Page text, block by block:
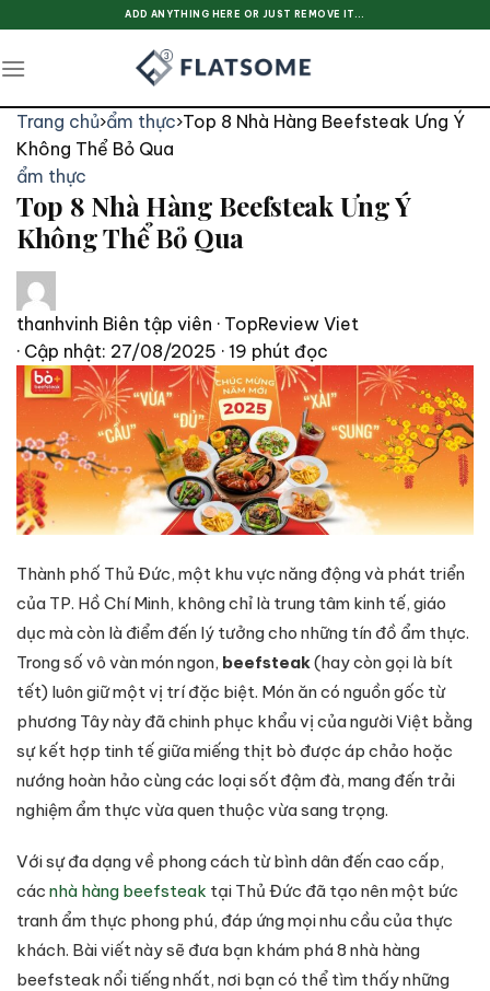
content
ADD ANYTHING HERE OR JUST REMOVE IT...
Trang chủ›ẩm thực›Top 8 Nhà Hàng Beefsteak Ưng Ý
Không Thể Bỏ Qua
ẩm thực
Top 8 Nhà Hàng Beefsteak Ưng Ý
Không Thể Bỏ Qua
thanhvinh Biên tập viên · TopReview Viet
· Cập nhật: 27/08/2025 · 19 phút đọc
Thành phố Thủ Đức, một khu vực năng động và phát triển
của TP. Hồ Chí Minh, không chỉ là trung tâm kinh tế, giáo
dục mà còn là điểm đến lý tưởng cho những tín đồ ẩm thực.
Trong số vô vàn món ngon, beefsteak(hay còn gọi là bít
tết) luôn giữ một vị trí đặc biệt. Món ăn có nguồn gốc từ
phương Tây này đã chinh phục khẩu vị của người Việt bằng
sự kết hợp tinh tế giữa miếng thịt bò được áp chảo hoặc
nướng hoàn hảo cùng các loại sốt đậm đà, mang đến trải
nghiệm ẩm thực vừa quen thuộc vừa sang trọng.
Với sự đa dạng về phong cách từ bình dân đến cao cấp,
các nhà hàng beefsteak tại Thủ Đức đã tạo nên một bức
tranh ẩm thực phong phú, đáp ứng mọi nhu cầu của thực
khách. Bài viết này sẽ đưa bạn khám phá 8 nhà hàng
beefsteak nổi tiếng nhất, nơi bạn có thể tìm thấy những